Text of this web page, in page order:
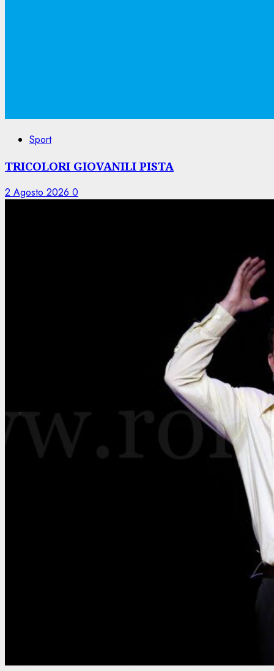
Sport
TRICOLORI GIOVANILI PISTA
2 Agosto 2026 0